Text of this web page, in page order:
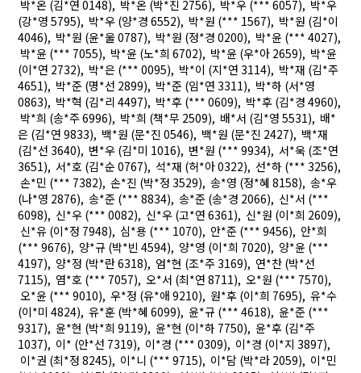
박*온 (김*연 0148), 박*온 (박*진 2756), 박*우 (*** 6057), 박*우
(강*영 5795), 박*우 (양*경 6552), 박*원 (*** 1567), 박*원 (김*이
4046), 박*원 (윤*울 0787), 박*원 (정*경 0200), 박*윤 (*** 4027),
박*윤 (*** 7055), 박*윤 (노*희 6702), 박*윤 (우*아 2659), 박*윤
(이*연 2732), 박*은 (*** 0095), 박*이 (지*연 3114), 박*재 (김*주
4651), 박*준 (명*선 2899), 박*준 (임*연 3311), 박*하 (서*영
0863), 박*혁 (김*리 4497), 박*후 (*** 0609), 박*후 (김*경 4960),
박*희 (송*주 6996), 박*희 (책*무 2509), 배*서 (김*영 5531), 배*
은 (김*연 9833), 백*원 (문*진 0546), 백*원 (문*진 2427), 백*재
(김*선 3640), 변*우 (김*미 1016), 변*원 (*** 9934), 서*욱 (조*연
3651), 서*호 (김*순 0767), 석*재 (허*아 0322), 선*하 (*** 3256),
손*민 (*** 7382), 손*진 (박*정 3529), 송*영 (정*혜 8158), 송*우
(나*영 2876), 송*준 (*** 8834), 송*준 (송*경 2066), 신*서 (***
6098), 신*우 (*** 0082), 신*우 (고*연 6361), 신*원 (이*희 2609),
신*유 (이*정 7948), 심*용 (*** 1070), 안*준 (*** 9456), 안*희
(*** 9676), 양*규 (박*빈 4594), 양*영 (이*희 7020), 양*윤 (***
4197), 양*정 (박*란 6318), 엄*현 (조*주 3169), 연*찬 (박*선
7115), 염*호 (*** 7057), 오*서 (최*연 8711), 오*원 (*** 7570),
오*윤 (*** 9010), 우*정 (유*애 9210), 원*후 (이*희 7695), 유*수
(이*미 4824), 유*훈 (박*혜 6099), 윤*규 (*** 4618), 윤*준 (***
9317), 윤*현 (박*희 9119), 윤*현 (이*하 7750), 윤*후 (김*주
1037), 이* (안*선 7319), 이*경 (*** 0309), 이*경 (이*지 3897),
이*권 (최*정 8245), 이*니 (*** 9715), 이*담 (박*라 2059), 이*민